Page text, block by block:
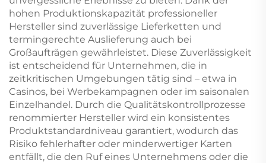
hohen Produktionskapazität professioneller
Hersteller sind zuverlässige Lieferketten und
termingerechte Auslieferung auch bei
Großaufträgen gewährleistet. Diese Zuverlässigkeit
ist entscheidend für Unternehmen, die in
zeitkritischen Umgebungen tätig sind – etwa in
Casinos, bei Werbekampagnen oder im saisonalen
Einzelhandel. Durch die Qualitätskontrollprozesse
renommierter Hersteller wird ein konsistentes
Produktstandardniveau garantiert, wodurch das
Risiko fehlerhafter oder minderwertiger Karten
entfällt, die den Ruf eines Unternehmens oder die